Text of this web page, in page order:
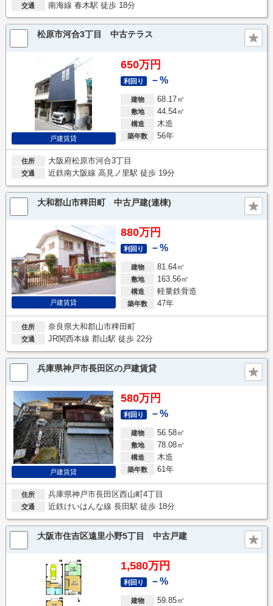
交通 南海線 春木駅 徒歩 18分
松原市河合3丁目 中古テラス
戸建賃貸
650万円
利回り －%
建物 68.17㎡
敷地 44.54㎡
構造 木造
築年数 56年
住所 大阪府松原市河合3丁目
交通 近鉄南大阪線 高見ノ里駅 徒歩 19分
大和郡山市稗田町 中古戸建(連棟)
戸建賃貸
880万円
利回り －%
建物 81.64㎡
敷地 163.56㎡
構造 軽量鉄骨造
築年数 47年
住所 奈良県大和郡山市稗田町
交通 JR関西本線 郡山駅 徒歩 22分
兵庫県神戸市長田区の戸建賃貸
戸建賃貸
580万円
利回り －%
建物 56.58㎡
敷地 78.08㎡
構造 木造
築年数 61年
住所 兵庫県神戸市長田区西山町4丁目
交通 近鉄けいはんな線 長田駅 徒歩 18分
大阪市住吉区遠里小野5丁目 中古戸建
1,580万円
利回り －%
建物 59.85㎡